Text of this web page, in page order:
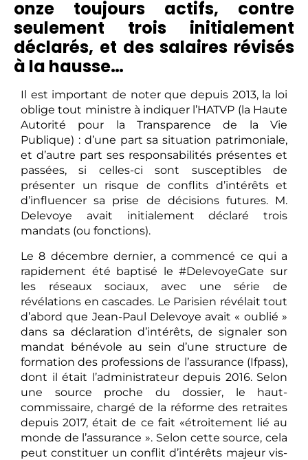
onze toujours actifs, contre
seulement trois initialement
déclarés, et des salaires révisés
à la hausse…
Il est important de noter que depuis 2013, la loi
oblige tout ministre à indiquer l’HATVP (la Haute
Autorité pour la Transparence de la Vie
Publique) : d’une part sa situation patrimoniale,
et d’autre part ses responsabilités présentes et
passées, si celles-ci sont susceptibles de
présenter un risque de conflits d’intérêts et
d’influencer sa prise de décisions futures. M.
Delevoye avait initialement déclaré trois
mandats (ou fonctions).
Le 8 décembre dernier, a commencé ce qui a
rapidement été baptisé le #DelevoyeGate sur
les réseaux sociaux, avec une série de
révélations en cascades. Le Parisien révélait tout
d’abord que Jean-Paul Delevoye avait « oublié »
dans sa déclaration d’intérêts, de signaler son
mandat bénévole au sein d’une structure de
formation des professions de l’assurance (Ifpass),
dont il était l’administrateur depuis 2016. Selon
une source proche du dossier, le haut-
commissaire, chargé de la réforme des retraites
depuis 2017, était de ce fait «étroitement lié au
monde de l’assurance ». Selon cette source, cela
peut constituer un conflit d’intérêts majeur vis-